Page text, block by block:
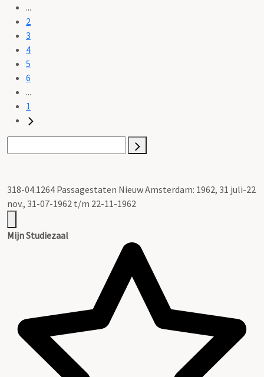
...
2
3
4
5
6
...
1
318-04.1264 Passagestaten Nieuw Amsterdam: 1962, 31 juli-22
nov., 31-07-1962 t/m 22-11-1962
Mijn Studiezaal